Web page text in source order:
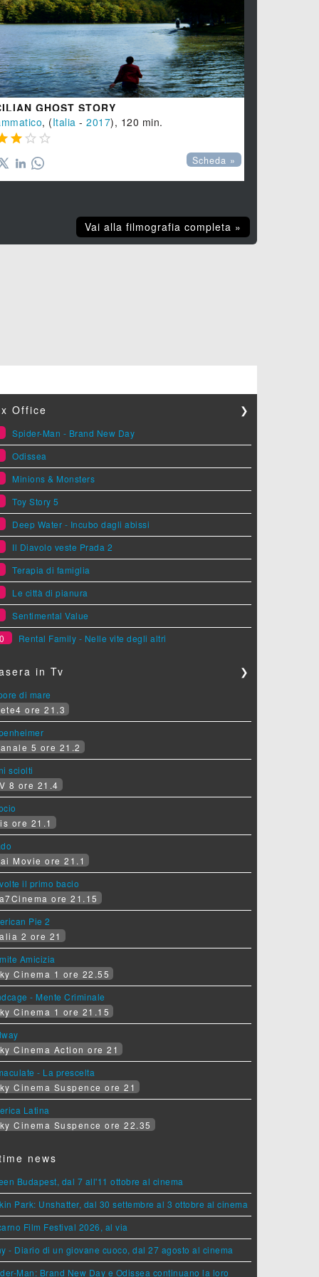
), 109 min.
GHOST STORY
, (Italia - 2017), 120 min.
  
Scheda »
Vai alla filmografia completa »
Office ❯
Spider-Man - Brand New Day
Odissea
Minions & Monsters
Toy Story 5
Deep Water - Incubo dagli abissi
Il Diavolo veste Prada 2
Terapia di famiglia
Le città di pianura
Sentimental Value
Rental Family - Nelle vite degli altri
in Tv ❯
di mare
ore 21.3
5 ore 21.2
sciolti
8 ore 21.4
ore 21.1
Movie ore 21.1
il primo bacio
ore 21.15
Pie 2
2 ore 21
Amicizia
Cinema 1 ore 22.55
- Mente Criminale
Cinema 1 ore 21.15
Cinema Action ore 21
- La prescelta
Cinema Suspence ore 21
Latina
Cinema Suspence ore 22.35
news
Budapest, dal 7 all'11 ottobre al cinema
Park: Unshatter, dal 30 settembre al 3 ottobre al cinema
Film Festival 2026, al via
- Diario di un giovane cuoco, dal 27 agosto al cinema
Man: Brand New Day e Odissea continuano la loro